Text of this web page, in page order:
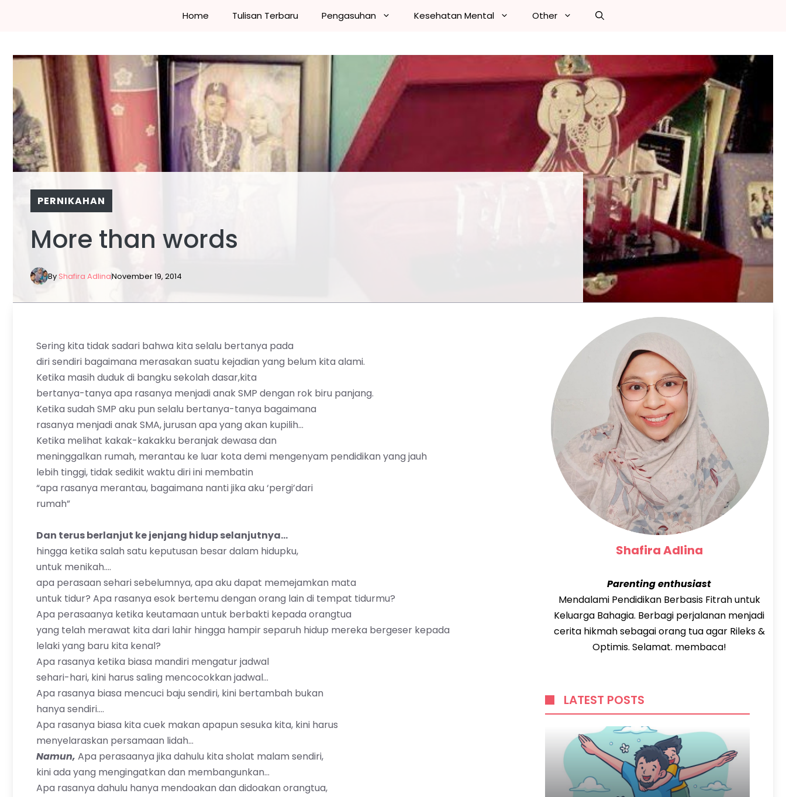
Home Tulisan Terbaru Pengasuhan Kesehatan Mental Other
PERNIKAHAN
More than words
By Shafira AdlinaNovember 19, 2014
Sering kita tidak sadari bahwa kita selalu bertanya pada
diri sendiri bagaimana merasakan suatu kejadian yang belum kita alami.
Ketika masih duduk di bangku sekolah dasar,kita
bertanya-tanya apa rasanya menjadi anak SMP dengan rok biru panjang.
Ketika sudah SMP aku pun selalu bertanya-tanya bagaimana
rasanya menjadi anak SMA, jurusan apa yang akan kupilih…
Ketika melihat kakak-kakakku beranjak dewasa dan
meninggalkan rumah, merantau ke luar kota demi mengenyam pendidikan yang jauh
lebih tinggi, tidak sedikit waktu diri ini membatin
“apa rasanya merantau, bagaimana nanti jika aku ‘pergi’dari
rumah”
Dan terus berlanjut ke jenjang hidup selanjutnya…
hingga ketika salah satu keputusan besar dalam hidupku,
untuk menikah….
apa perasaan sehari sebelumnya, apa aku dapat memejamkan mata
untuk tidur? Apa rasanya esok bertemu dengan orang lain di tempat tidurmu?
Apa perasaanya ketika keutamaan untuk berbakti kepada orangtua
yang telah merawat kita dari lahir hingga hampir separuh hidup mereka bergeser kepada
lelaki yang baru kita kenal?
Apa rasanya ketika biasa mandiri mengatur jadwal
sehari-hari, kini harus saling mencocokkan jadwal…
Apa rasanya biasa mencuci baju sendiri, kini bertambah bukan
hanya sendiri….
Apa rasanya biasa kita cuek makan apapun sesuka kita, kini harus
menyelaraskan persamaan lidah…
Namun, Apa perasaanya jika dahulu kita sholat malam sendiri,
kini ada yang mengingatkan dan membangunkan…
Apa rasanya dahulu hanya mendoakan dan didoakan orangtua,
Shafira Adlina
Parenting enthusiast
Mendalami Pendidikan Berbasis Fitrah untuk
Keluarga Bahagia. Berbagi perjalanan menjadi
cerita hikmah sebagai orang tua agar Rileks &
Optimis. Selamat. membaca!
LATEST POSTS